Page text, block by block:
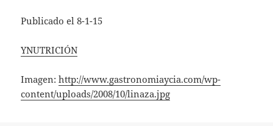
Publicado el 8-1-15
YNUTRICIÓN
Imagen:http://www.gastronomiaycia.com/wp-
content/uploads/2008/10/linaza.jpg